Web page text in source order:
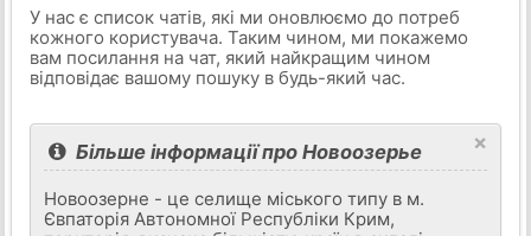
У нас є список чатів, які ми оновлюємо до потреб
кожного користувача. Таким чином, ми покажемо
вам посилання на чат, який найкращим чином
відповідає вашому пошуку в будь-який час.
×
Більше інформації про Новоозерье
Новоозерне - це селище міського типу в м.
Євпаторія Автономної Республіки Крим,